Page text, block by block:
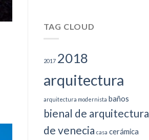
TAG CLOUD
2017 2018
arquitectura
arquitectura modernista baños
bienal de arquitectura
de venecia casa cerámica